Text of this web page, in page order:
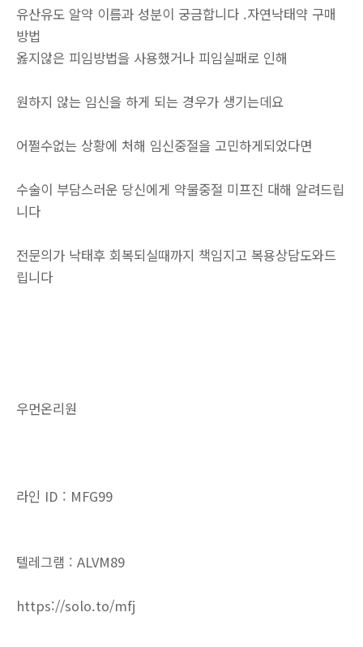
유산유도 알약 이름과 성분이 궁금합니다 .자연낙­태약 구매
방법
옳지않은 피임방법을 사용했거나 피임실패로 인해
원하지 않는 임신을 하게 되는 경우가 생기는데요
어쩔수없는 상황에 처해 임신중절을 고민하게되었다면
수술이 부담스러운 당신에게 약물중절 미프진 대해 알려드립
니다
전문의가 낙태후 회복되실때까지 책임지고 복용상담도와드
립니다
우먼온리원
라인 ID : MFG99
텔레그램 : ALVM89
https://solo.to/mfj